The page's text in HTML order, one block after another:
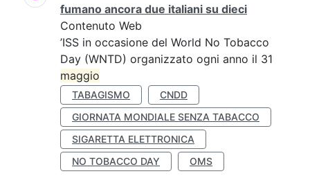
fumano ancora due italiani su dieci
Contenuto Web
’ISS in occasione del World No Tobacco
Day (WNTD) organizzato ogni anno il 31
maggio
TABAGISMO
CNDD
GIORNATA MONDIALE SENZA TABACCO
SIGARETTA ELETTRONICA
NO TOBACCO DAY
OMS